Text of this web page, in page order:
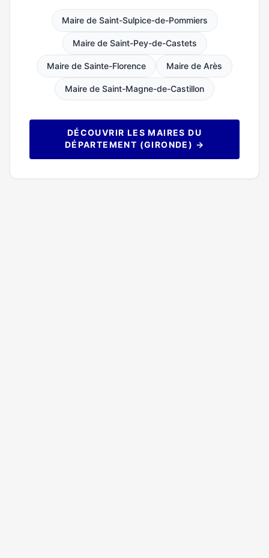
Maire de Saint-Sulpice-de-Pommiers
Maire de Saint-Pey-de-Castets
Maire de Sainte-Florence Maire de Arès
Maire de Saint-Magne-de-Castillon
DÉCOUVRIR LES MAIRES DU
DÉPARTEMENT (GIRONDE) →